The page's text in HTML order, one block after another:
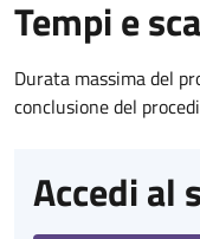
Tempi e
Durata massima del
conclusione del
Accedi al